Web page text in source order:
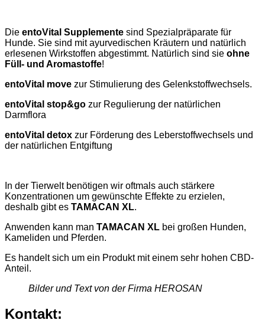
Die entoVital Supplemente sind Spezialpräparate für
Hunde. Sie sind mit ayurvedischen Kräutern und natürlich
erlesenen Wirkstoffen abgestimmt. Natürlich sind sie ohne
Füll- und Aromastoffe!
entoVital move zur Stimulierung des Gelenkstoffwechsels.
entoVital stop&go zur Regulierung der natürlichen
Darmflora
entoVital detox zur Förderung des Leberstoffwechsels und
der natürlichen Entgiftung
In der Tierwelt benötigen wir oftmals auch stärkere
Konzentrationen um gewünschte Effekte zu erzielen,
deshalb gibt es TAMACAN XL.
Anwenden kann man TAMACAN XL bei großen Hunden,
Kameliden und Pferden.
Es handelt sich um ein Produkt mit einem sehr hohen CBD-
Anteil.
Bilder und Text von der Firma HEROSAN
Kontakt: